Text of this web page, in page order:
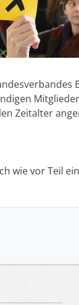
Zeitalter
wie vor Teil